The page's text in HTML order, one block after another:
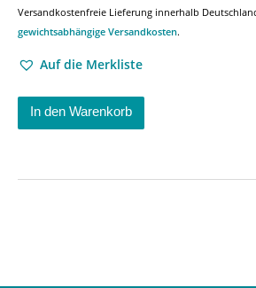
Versandkostenfreie Lieferung innerhalb
gewichtsabhängige Versandkosten.
Auf die Merkliste
In den Warenkorb